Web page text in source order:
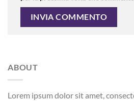
ABOUT
Lorem ipsum dolor sit amet,